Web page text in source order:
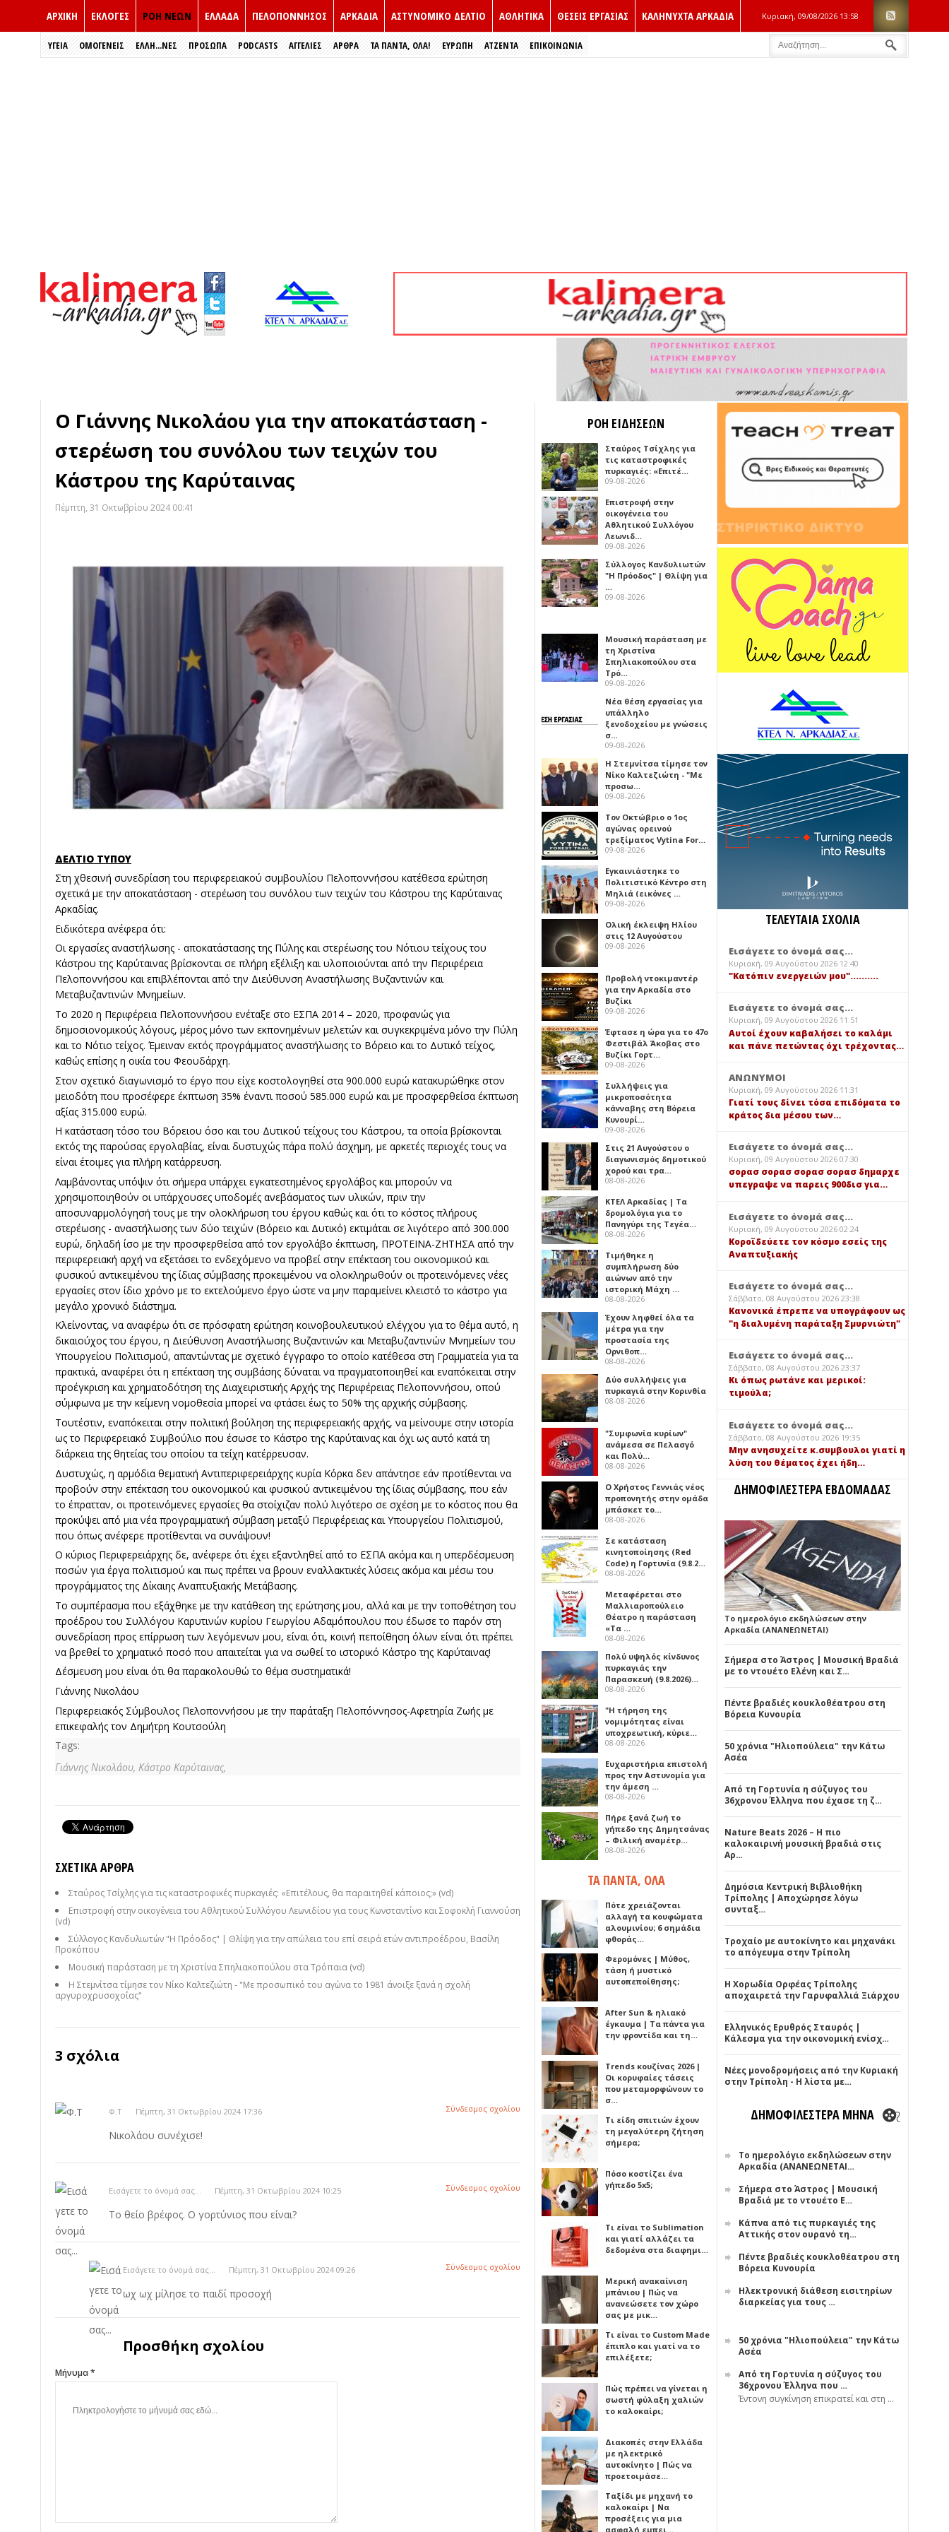
ΑΡΧΙΚΗ ΕΚΛΟΓΈΣ ΡΟΗ ΝΕΩΝ ΕΛΛΑΔΑ ΠΕΛΟΠΟΝΝΗΣΟΣ ΑΡΚΑΔΙΑ ΑΣΤΥΝΟΜΙΚΟ ΔΕΛΤΙΟ ΑΘΛΗΤΙΚΑ ΘΕΣΕΙΣ ΕΡΓΑΣΙΑΣ ΚΑΛΗΝΥΧΤΑ ΑΡΚΑΔΙΑ Κυριακή, 09/08/2026 13:58
ΥΓΕΙΑ ΟΜΟΓΕΝΕΙΣ ΈΛΛΗ...ΝΕΣ ΠΡΌΣΩΠΑ PODCASTS ΑΓΓΕΛΙΕΣ ΑΡΘΡΑ ΤΑ ΠΑΝΤΑ, ΟΛΑ! ΕΥΡΏΠΗ ΑΤΖΕΝΤΑ ΕΠΙΚΟΙΝΩΝΙΑ
Ο Γιάννης Νικολάου για την αποκατάσταση -
στερέωση του συνόλου των τειχών του
Κάστρου της Καρύταινας
Πέμπτη, 31 Οκτωβρίου 2024 00:41
ΔΕΛΤΙΟ ΤΥΠΟΥ
Στη χθεσινή συνεδρίαση του περιφερειακού συμβουλίου Πελοποννήσου κατέθεσα ερώτηση
σχετικά με την αποκατάσταση - στερέωση του συνόλου των τειχών του Κάστρου της Καρύταινας
Αρκαδίας.
Ειδικότερα ανέφερα ότι:
Οι εργασίες αναστήλωσης - αποκατάστασης της Πύλης και στερέωσης του Νότιου τείχους του
Κάστρου της Καρύταινας βρίσκονται σε πλήρη εξέλιξη και υλοποιούνται από την Περιφέρεια
Πελοποννήσου και επιβλέπονται από την Διεύθυνση Αναστήλωσης Βυζαντινών και
Μεταβυζαντινών Μνημείων.
Το 2020 η Περιφέρεια Πελοποννήσου ενέταξε στο ΕΣΠΑ 2014 – 2020, προφανώς για
δημοσιονομικούς λόγους, μέρος μόνο των εκπονημένων μελετών και συγκεκριμένα μόνο την Πύλη
και το Νότιο τείχος. Έμειναν εκτός προγράμματος αναστήλωσης το Βόρειο και το Δυτικό τείχος,
καθώς επίσης η οικία του Φεουδάρχη.
Στον σχετικό διαγωνισμό το έργο που είχε κοστολογηθεί στα 900.000 ευρώ κατακυρώθηκε στον
μειοδότη που προσέφερε έκπτωση 35% έναντι ποσού 585.000 ευρώ και με προσφερθείσα έκπτωση
αξίας 315.000 ευρώ.
Η κατάσταση τόσο του Βόρειου όσο και του Δυτικού τείχους του Κάστρου, τα οποία βρίσκονται
εκτός της παρούσας εργολαβίας, είναι δυστυχώς πάρα πολύ άσχημη, με αρκετές περιοχές τους να
είναι έτοιμες για πλήρη κατάρρευση.
Λαμβάνοντας υπόψιν ότι σήμερα υπάρχει εγκατεστημένος εργολάβος και μπορούν να
χρησιμοποιηθούν οι υπάρχουσες υποδομές ανεβάσματος των υλικών, πριν την
αποσυναρμολόγησή τους με την ολοκλήρωση του έργου καθώς και ότι το κόστος πλήρους
στερέωσης - αναστήλωσης των δύο τειχών (Βόρειο και Δυτικό) εκτιμάται σε λιγότερο από 300.000
ευρώ, δηλαδή ίσο με την προσφερθείσα από τον εργολάβο έκπτωση, ΠΡΟΤΕΙΝΑ-ΖΗΤΗΣΑ από την
περιφερειακή αρχή να εξετάσει το ενδεχόμενο να προβεί στην επέκταση του οικονομικού και
φυσικού αντικειμένου της ίδιας σύμβασης προκειμένου να ολοκληρωθούν οι προτεινόμενες νέες
εργασίες στον ίδιο χρόνο με το εκτελούμενο έργο ώστε να μην παραμείνει κλειστό το κάστρο για
μεγάλο χρονικό διάστημα.
Κλείνοντας, να αναφέρω ότι σε πρόσφατη ερώτηση κοινοβουλευτικού ελέγχου για το θέμα αυτό, η
δικαιούχος του έργου, η Διεύθυνση Αναστήλωσης Βυζαντινών και Μεταβυζαντινών Μνημείων του
Υπουργείου Πολιτισμού, απαντώντας με σχετικό έγγραφο το οποίο κατέθεσα στη Γραμματεία για τα
πρακτικά, αναφέρει ότι η επέκταση της συμβάσης δύναται να πραγματοποιηθεί και εναπόκειται στην
προέγκριση και χρηματοδότηση της Διαχειριστικής Αρχής της Περιφέρειας Πελοποννήσου, οπού
σύμφωνα με την κείμενη νομοθεσία μπορεί να φτάσει έως το 50% της αρχικής σύμβασης.
Τουτέστιν, εναπόκειται στην πολιτική βούληση της περιφερειακής αρχής, να μείνουμε στην ιστορία
ως το Περιφερειακό Συμβούλιο που έσωσε το Κάστρο της Καρύταινας και όχι ως αυτό κατά τη
διάρκεια της θητείας του οποίου τα τείχη κατέρρευσαν.
Δυστυχώς, η αρμόδια θεματική Αντιπεριφερειάρχης κυρία Κόρκα δεν απάντησε εάν προτίθενται να
προβούν στην επέκταση του οικονομικού και φυσικού αντικειμένου της ίδιας σύμβασης, που εάν
το έπρατταν, οι προτεινόμενες εργασίες θα στοίχιζαν πολύ λιγότερο σε σχέση με το κόστος που θα
προκύψει από μια νέα προγραμματική σύμβαση μεταξύ Περιφέρειας και Υπουργείου Πολιτισμού,
που όπως ανέφερε προτίθενται να συνάψουν!
Ο κύριος Περιφερειάρχης δε, ανέφερε ότι έχει εξαντληθεί από το ΕΣΠΑ ακόμα και η υπερδέσμευση
ποσών για έργα πολιτισμού και πως πρέπει να βρουν εναλλακτικές λύσεις ακόμα και μέσω του
προγράμματος της Δίκαιης Αναπτυξιακής Μετάβασης.
Το συμπέρασμα που εξάχθηκε με την κατάθεση της ερώτησης μου, αλλά και με την τοποθέτηση του
προέδρου του Συλλόγου Καρυτινών κυρίου Γεωργίου Αδαμόπουλου που έδωσε το παρόν στη
συνεδρίαση προς επίρρωση των λεγόμενων μου, είναι ότι, κοινή πεποίθηση όλων είναι ότι πρέπει
να βρεθεί το χρηματικό ποσό που απαιτείται για να σωθεί το ιστορικό Κάστρο της Καρύταινας!
Δέσμευση μου είναι ότι θα παρακολουθώ το θέμα συστηματικά!
Γιάννης Νικολάου
Περιφερειακός Σύμβουλος Πελοποννήσου με την παράταξη Πελοπόννησος-Αφετηρία Ζωής με
επικεφαλής τον Δημήτρη Κουτσούλη
Tags:
Γιάννης Νικολάου, Κάστρο Καρύταινας,
ΣΧΕΤΙΚΆ ΆΡΘΡΑ
Σταύρος Τσίχλης για τις καταστροφικές πυρκαγιές: «Επιτέλους, θα παραιτηθεί κάποιος;» (vd)
Επιστροφή στην οικογένεια του Αθλητικού Συλλόγου Λεωνιδίου για τους Κωνσταντίνο και Σοφοκλή Γιαννούση
(vd)
Σύλλογος Κανδυλιωτών "Η Πρόοδος" | Θλίψη για την απώλεια του επί σειρά ετών αντιπροέδρου, Βασίλη
Προκόπου
Μουσική παράσταση με τη Χριστίνα Σπηλιακοπούλου στα Τρόπαια (vd)
Η Στεμνίτσα τίμησε τον Νίκο Καλτεζιώτη - "Με προσωπικό του αγώνα το 1981 άνοιξε ξανά η σχολή
αργυροχρυσοχοΐας"
3 σχόλια
Φ.Τ Πέμπτη, 31 Οκτωβρίου 2024 17:36 Σύνδεσμος σχολίου
Νικολάου συνέχισε!
Εισάγετε το όνομά σας... Πέμπτη, 31 Οκτωβρίου 2024 10:25 Σύνδεσμος σχολίου
Το θείο βρέφος. Ο γορτύνιος που είναι?
Εισάγετε το όνομά σας... Πέμπτη, 31 Οκτωβρίου 2024 09:26 Σύνδεσμος σχολίου
ωχ ωχ μίλησε το παιδί προσοχή
Προσθήκη σχολίου
Μήνυμα *
ΡΟΗ ΕΙΔΗΣΕΩΝ
Σταύρος Τσίχλης για
τις καταστροφικές
πυρκαγιές: «Επιτέ…
09-08-2026
Επιστροφή στην
οικογένεια του
Αθλητικού Συλλόγου
Λεωνιδ…
09-08-2026
Σύλλογος Κανδυλιωτών
"Η Πρόοδος" | Θλίψη για
…
09-08-2026
Μουσική παράσταση με
τη Χριστίνα
Σπηλιακοπούλου στα
Τρό…
09-08-2026
Νέα θέση εργασίας για
υπάλληλο
ξενοδοχείου με γνώσεις
σ…
09-08-2026
Η Στεμνίτσα τίμησε τον
Νίκο Καλτεζιώτη - "Με
προσω…
09-08-2026
Τον Οκτώβριο ο 1ος
αγώνας ορεινού
τρεξίματος Vytina For…
09-08-2026
Εγκαινιάστηκε το
Πολιτιστικό Κέντρο στη
Μηλιά (εικόνες …
09-08-2026
Ολική έκλειψη Ηλίου
στις 12 Αυγούστου
09-08-2026
Προβολή ντοκιμαντέρ
για την Αρκαδία στο
Βυζίκι
09-08-2026
Έφτασε η ώρα για το 47ο
Φεστιβάλ Άκοβας στο
Βυζίκι Γορτ…
09-08-2026
Συλλήψεις για
μικροποσότητα
κάνναβης στη Βόρεια
Κυνουρί…
09-08-2026
Στις 21 Αυγούστου ο
διαγωνισμός δημοτικού
χορού και τρα…
08-08-2026
ΚΤΕΛ Αρκαδίας | Τα
δρομολόγια για το
Πανηγύρι της Τεγέα…
08-08-2026
Τιμήθηκε η
συμπλήρωση δύο
αιώνων από την
ιστορική Μάχη …
08-08-2026
Έχουν ληφθεί όλα τα
μέτρα για την
προστασία της
Ορνιθοπ…
08-08-2026
Δύο συλλήψεις για
πυρκαγιά στην Κορινθία
08-08-2026
"Συμφωνία κυρίων"
ανάμεσα σε Πελασγό
και Πολύ…
08-08-2026
Ο Χρήστος Γεννιάς νέος
προπονητής στην ομάδα
μπάσκετ το…
08-08-2026
Σε κατάσταση
κινητοποίησης (Red
Code) η Γορτυνία (9.8.2…
08-08-2026
Μεταφέρεται στο
Μαλλιαροπούλειο
Θέατρο η παράσταση
«Τα …
08-08-2026
Πολύ υψηλός κίνδυνος
πυρκαγιάς την
Παρασκευή (9.8.2026)…
08-08-2026
"Η τήρηση της
νομιμότητας είναι
υποχρεωτική, κύριε…
08-08-2026
Ευχαριστήρια επιστολή
προς την Αστυνομία για
την άμεση …
08-08-2026
Πήρε ξανά ζωή το
γήπεδο της Δημητσάνας
– Φιλική αναμέτρ…
08-08-2026
ΤΑ ΠΑΝΤΑ, ΟΛΑ
Πότε χρειάζονται
αλλαγή τα κουφώματα
αλουμινίου; 6 σημάδια
φθοράς…
Φερομόνες | Μύθος,
τάση ή μυστικό
αυτοπεποίθησης;
After Sun & ηλιακό
έγκαυμα | Τα πάντα για
την φροντίδα και τη…
Trends κουζίνας 2026 |
Οι κορυφαίες τάσεις
που μεταμορφώνουν το
σ…
Τι είδη σπιτιών έχουν
τη μεγαλύτερη ζήτηση
σήμερα;
Πόσο κοστίζει ένα
γήπεδο 5x5;
Τι είναι το Sublimation
και γιατί αλλάζει τα
δεδομένα στα διαφημι…
Μερική ανακαίνιση
μπάνιου | Πώς να
ανανεώσετε τον χώρο
σας με μικ…
Τι είναι το Custom Made
έπιπλο και γιατί να το
επιλέξετε;
Πώς πρέπει να γίνεται η
σωστή φύλαξη χαλιών
το καλοκαίρι;
Διακοπές στην Ελλάδα
με ηλεκτρικό
αυτοκίνητο | Πώς να
προετοιμάσε…
Ταξίδι με μηχανή το
καλοκαίρι | Να
προσέξεις για μια
ασφαλή εμπει…
ΤΕΛΕΥΤΑΙΑ ΣΧΟΛΙΑ
Εισάγετε το όνομά σας...
Κυριακή, 09 Αυγούστου 2026 12:40
"Κατόπιν ενεργειών μου"..........
Εισάγετε το όνομά σας...
Κυριακή, 09 Αυγούστου 2026 11:51
Αυτοί έχουν καβαλήσει το καλάμι
και πάνε πετώντας όχι τρέχοντας…
ΑΝΩΝΥΜΟΙ
Κυριακή, 09 Αυγούστου 2026 11:31
Γιατί τους δίνει τόσα επιδόματα το
κράτος δια μέσου των…
Εισάγετε το όνομά σας...
Κυριακή, 09 Αυγούστου 2026 07:30
σορασ σορασ σορασ σορασ δημαρχε
υπεγραψε να παρεις 900δισ για…
Εισάγετε το όνομά σας...
Κυριακή, 09 Αυγούστου 2026 02:24
Κοροϊδεύετε τον κόσμο εσείς της
Αναπτυξιακής
Εισάγετε το όνομά σας...
Σάββατο, 08 Αυγούστου 2026 23:38
Κανονικά έπρεπε να υπογράφουν ως
"η διαλυμένη παράταξη Σμυρνιώτη"
Εισάγετε το όνομά σας...
Σάββατο, 08 Αυγούστου 2026 23:37
Κι όπως ρωτάνε και μερικοί:
τιμούλα;
Εισάγετε το όνομά σας...
Σάββατο, 08 Αυγούστου 2026 19:35
Μην ανησυχείτε κ.συμβουλοι γιατί η
λύση του θέματος έχει ήδη…
ΔΗΜΟΦΙΛΕΣΤΕΡΑ ΕΒΔΟΜΑΔΑΣ
Το ημερολόγιο εκδηλώσεων στην
Αρκαδία (ΑΝΑΝΕΩΝΕΤΑΙ)
Σήμερα στο Άστρος | Μουσική Βραδιά
με το ντουέτο Ελένη και Σ…
Πέντε βραδιές κουκλοθέατρου στη
Βόρεια Κυνουρία
50 χρόνια "Ηλιοπούλεια" την Κάτω
Ασέα
Από τη Γορτυνία η σύζυγος του
36χρονου Έλληνα που έχασε τη ζ…
Nature Beats 2026 – Η πιο
καλοκαιρινή μουσική βραδιά στις
Αρ…
Δημόσια Κεντρική Βιβλιοθήκη
Τρίπολης | Αποχώρησε λόγω
συνταξ…
Τροχαίο με αυτοκίνητο και μηχανάκι
το απόγευμα στην Τρίπολη
Η Χορωδία Ορφέας Τρίπολης
αποχαιρετά την Γαρυφαλλιά Ξιάρχου
Ελληνικός Ερυθρός Σταυρός |
Κάλεσμα για την οικονομική ενίσχ…
Νέες μονοδρομήσεις από την Κυριακή
στην Τρίπολη - Η λίστα με…
ΔΗΜΟΦΙΛΕΣΤΕΡΑ ΜΗΝΑ
Το ημερολόγιο εκδηλώσεων στην
Αρκαδία (ΑΝΑΝΕΩΝΕΤΑΙ…
Σήμερα στο Άστρος | Μουσική
Βραδιά με το ντουέτο Ε…
Κάπνα από τις πυρκαγιές της
Αττικής στον ουρανό τη…
Πέντε βραδιές κουκλοθέατρου στη
Βόρεια Κυνουρία
Ηλεκτρονική διάθεση εισιτηρίων
διαρκείας για τους …
50 χρόνια "Ηλιοπούλεια" την Κάτω
Ασέα
Από τη Γορτυνία η σύζυγος του
36χρονου Έλληνα που …
Έντονη συγκίνηση επικρατεί και στη …